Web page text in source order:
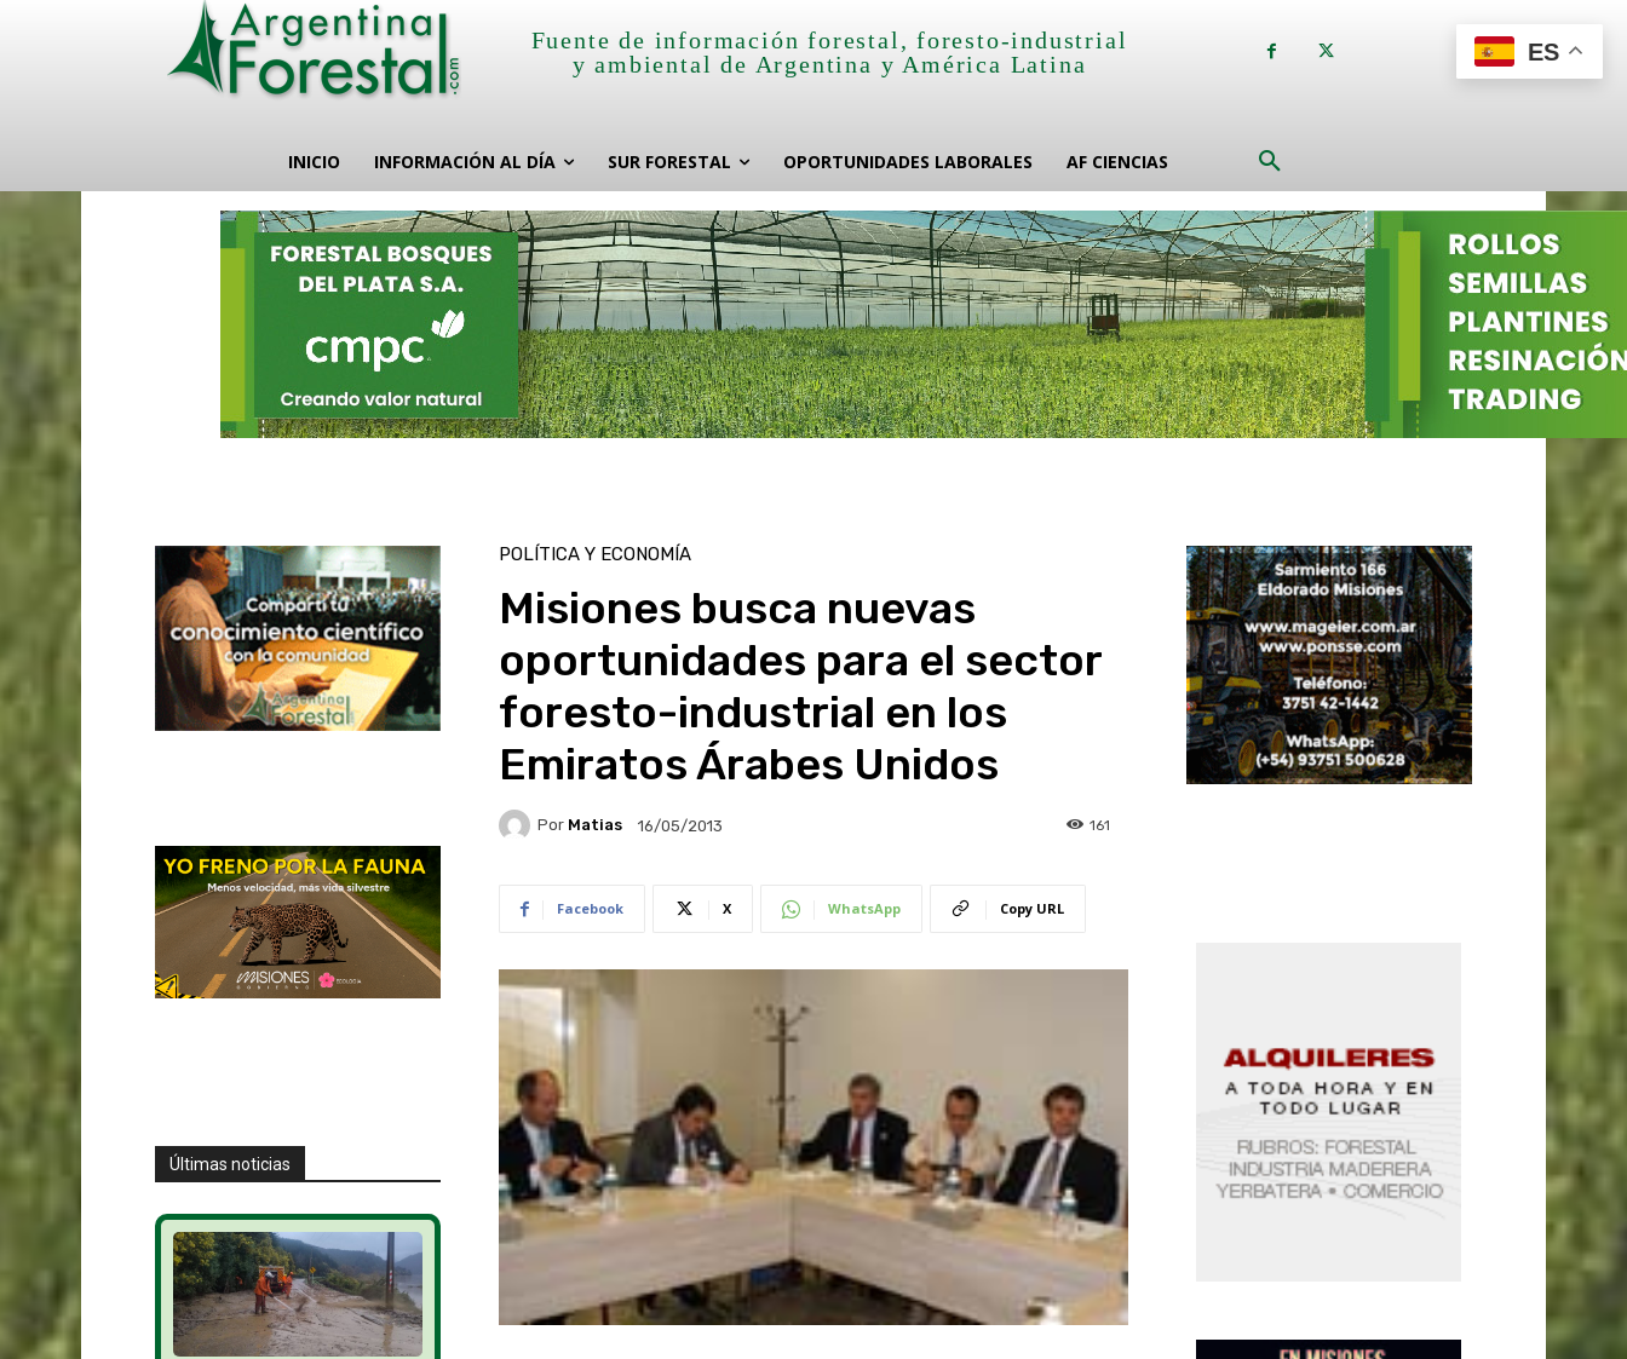
Fuente de información forestal, foresto-industrial
y ambiental de Argentina y América Latina
INICIO INFORMACIÓN AL DÍA SUR FORESTAL OPORTUNIDADES LABORALES AF CIENCIAS
Últimas noticias
POLÍTICA Y ECONOMÍA
Misiones busca nuevas
oportunidades para el sector
foresto-industrial en los
Emiratos Árabes Unidos
Por Matias 16/05/2013 161
Facebook X WhatsApp Copy URL
ES